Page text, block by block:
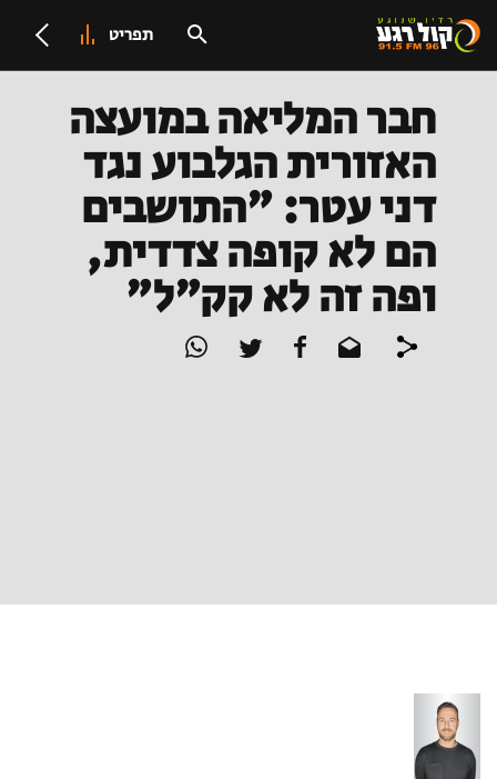
תפריט
חבר המליאה במועצה
האזורית הגלבוע נגד
דני עטר: "התושבים
הם לא קופה צדדית,
ופה זה לא קק"ל"